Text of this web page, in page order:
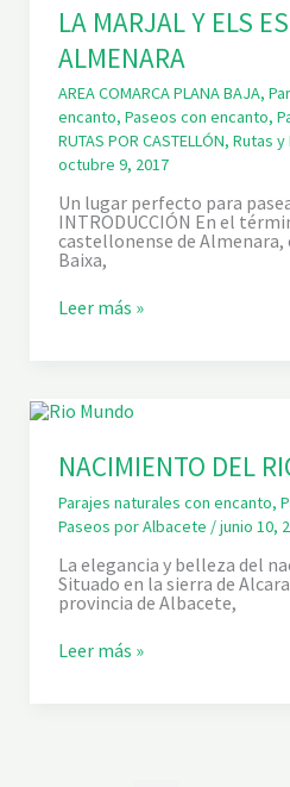
J
O
L
,
P
L
A
Y
A
E
L
A
D
V
E
A
Ó
D
L
’
L
L
A
LA MARJAL Y ELS
ALMENARA
AREA COMARCA PLANA BAJA,
encanto, Paseos con encanto,
RUTAS POR CASTELLÓN, Rutas y
octubre 9, 2017
Un lugar perfecto para
INTRODUCCIÓN En el
castellonense de Almenara,
Baixa,
L
J
A
Y
E
L
S
E
S
T
A
N
S
Leer más »
NACIMIENTO DEL
Parajes naturales con encanto,
Paseos por Albacete /junio 10,
La elegancia y belleza del
Situado en la sierra de
provincia de Albacete,
N
Leer más »